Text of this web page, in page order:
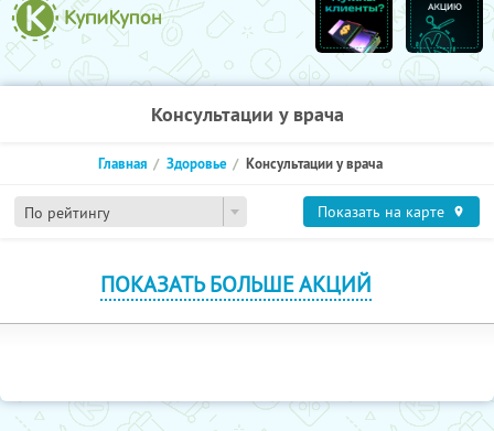
Консультации у врача
По рейтингу
Главная Здоровье Консультации у врача
Показать на карте
ПОКАЗАТЬ БОЛЬШЕ АКЦИЙ